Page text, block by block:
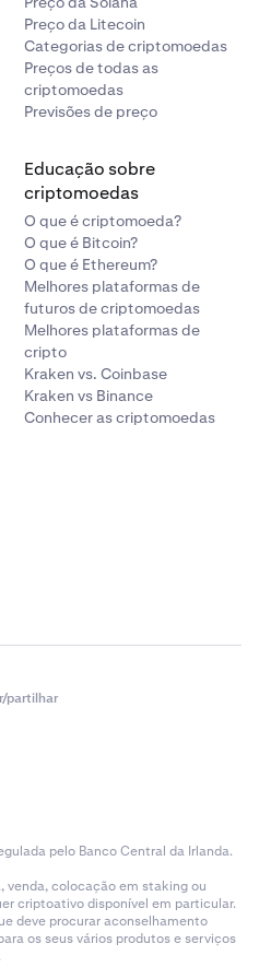
Preço da Litecoin
Categorias de criptomoedas
Preços de todas as
criptomoedas
Previsões de preço
Educação sobre
criptomoedas
O que é criptomoeda?
O que é Bitcoin?
O que é Ethereum?
Melhores plataformas de
futuros de criptomoedas
Melhores plataformas de
cripto
Kraken vs. Coinbase
Kraken vs Binance
Conhecer as criptomoedas
partilhar
pelo Banco Central da Irlanda.
colocação em staking ou
criptoativo disponível em particular.
deve procurar aconselhamento
os seus vários produtos e serviços